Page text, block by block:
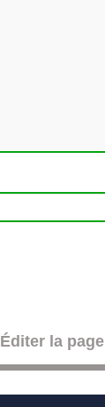
Éditer la page